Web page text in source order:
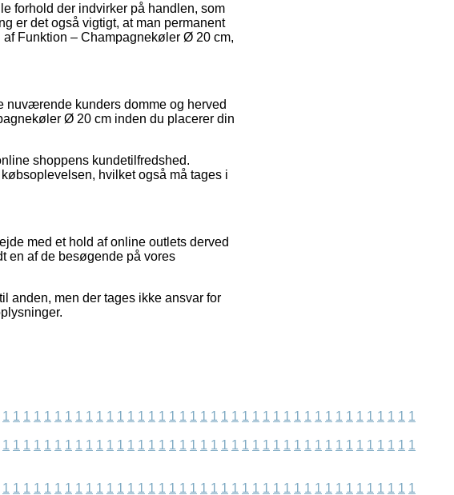
forhold der indvirker på handlen, som
er det også vigtigt, at man permanent
Funktion – Champagnekøler Ø 20 cm,
kunders domme og herved
Ø 20 cm inden du placerer din
shoppens kundetilfredshed.
hvilket også må tages i
med et hold af online outlets derved
en af de besøgende på vores
anden, men der tages ikke ansvar for
1 1 1 1 1 1 1 1 1 1 1 1 1 1 1 1 1 1 1 1 1 1 1 1 1 1 1 1 1 1 1 1 1 1 1 1 1 1 1 1
1 1 1 1 1 1 1 1 1 1 1 1 1 1 1 1 1 1 1 1 1 1 1 1 1 1 1 1 1 1 1 1 1 1 1 1 1 1 1 1
1 1 1 1 1 1 1 1 1 1 1 1 1 1 1 1 1 1 1 1 1 1 1 1 1 1 1 1 1 1 1 1 1 1 1 1 1 1 1 1